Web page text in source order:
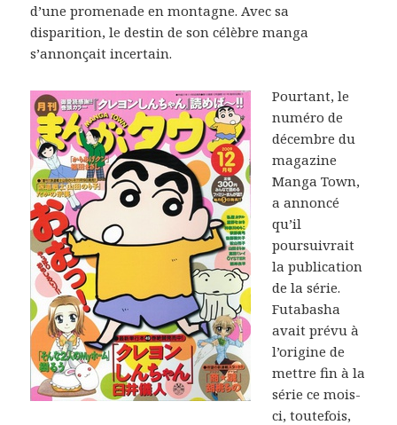
d’une promenade en montagne. Avec sa
disparition, le destin de son célèbre manga
s’annonçait incertain.
Pourtant, le
numéro de
décembre du
magazine
Manga Town,
a annoncé
qu’il
poursuivrait
la publication
de la série.
Futabasha
avait prévu à
l’origine de
mettre fin à la
série ce mois-
ci, toutefois,